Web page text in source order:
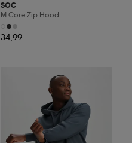
SOC
M Core Zip Hood
34,99